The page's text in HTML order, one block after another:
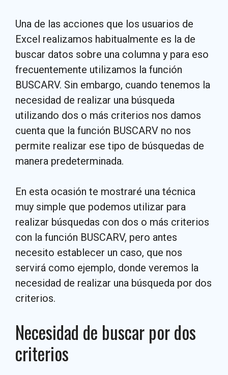
Una de las acciones que los usuarios de
Excel realizamos habitualmente es la de
buscar datos sobre una columna y para eso
frecuentemente utilizamos la función
BUSCARV. Sin embargo, cuando tenemos la
necesidad de realizar una búsqueda
utilizando dos o más criterios nos damos
cuenta que la función BUSCARV no nos
permite realizar ese tipo de búsquedas de
manera predeterminada.
En esta ocasión te mostraré una técnica
muy simple que podemos utilizar para
realizar búsquedas con dos o más criterios
con la función BUSCARV, pero antes
necesito establecer un caso, que nos
servirá como ejemplo, donde veremos la
necesidad de realizar una búsqueda por dos
criterios.
Necesidad de buscar por dos
criterios